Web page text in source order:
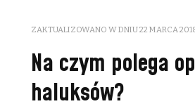
ZAKTUALIZOWANO W DNIU22 MARCA
Na czym polega
haluksów?